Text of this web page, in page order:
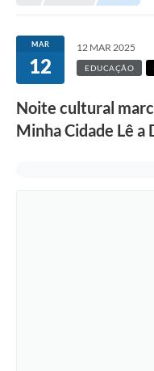
MAR
12
12 MAR 2025
EDUCAÇÃO
Noite cultural
Minha Cidade Lê